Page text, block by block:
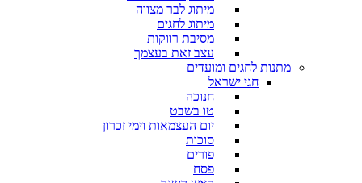
מיתוג לבר מצווה
מיתוג לחגים
מסיבת רווקות
עצב זאת בעצמך
מתנות לחגים ומועדים
חגי ישראל
חנוכה
טו בשבט
יום העצמאות וימי זכרון
סוכות
פורים
פסח